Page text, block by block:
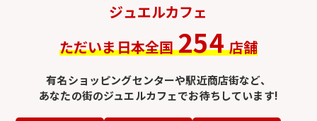
ジュエルカフェ
ただいま日本全国 254 店舗
有名ショッピングセンターや駅近商店街など、
あなたの街のジュエルカフェでお待ちしています!